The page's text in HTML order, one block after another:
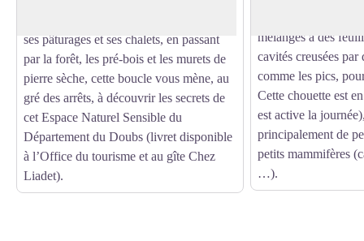
ses pâturages et ses chalets, en passant
par la forêt, les pré-bois et les murets de
pierre sèche, cette boucle vous mène, au
gré des arrêts, à découvrir les secrets de
cet Espace Naturel Sensible du
Département du Doubs (livret disponible
à l’Office du tourisme et au gîte Chez
Liadet).
mélangés à des
cavités creusées par
comme les pics,
Cette chouette est
est active la
principalement de
petits mammifères
…).